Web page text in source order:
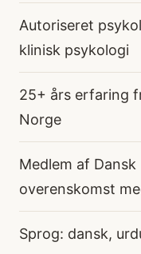
Autoriseret
klinisk psykologi
25+ års erfaring
Norge
Medlem af Dansk
overenskomst
Sprog: dansk,